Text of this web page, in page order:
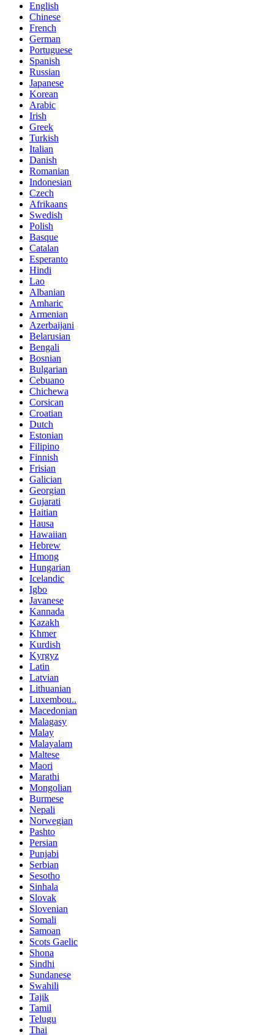
English
Chinese
French
German
Portuguese
Spanish
Russian
Japanese
Korean
Arabic
Irish
Greek
Turkish
Italian
Danish
Romanian
Indonesian
Czech
Afrikaans
Swedish
Polish
Basque
Catalan
Esperanto
Hindi
Lao
Albanian
Amharic
Armenian
Azerbaijani
Belarusian
Bengali
Bosnian
Bulgarian
Cebuano
Chichewa
Corsican
Croatian
Dutch
Estonian
Filipino
Finnish
Frisian
Galician
Georgian
Gujarati
Haitian
Hausa
Hawaiian
Hebrew
Hmong
Hungarian
Icelandic
Igbo
Javanese
Kannada
Kazakh
Khmer
Kurdish
Kyrgyz
Latin
Latvian
Lithuanian
Luxembou..
Macedonian
Malagasy
Malay
Malayalam
Maltese
Maori
Marathi
Mongolian
Burmese
Nepali
Norwegian
Pashto
Persian
Punjabi
Serbian
Sesotho
Sinhala
Slovak
Slovenian
Somali
Samoan
Scots Gaelic
Shona
Sindhi
Sundanese
Swahili
Tajik
Tamil
Telugu
Thai